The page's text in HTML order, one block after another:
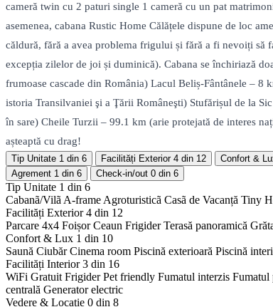
cameră twin cu 2 paturi single 1 cameră cu un pat
asemenea, cabana Rustic Home Călățele dispune de loc
căldură, fără a avea problema frigului și fără a fi nevoiți să
excepția zilelor de joi și duminică). Cabana se închiriază
frumoase cascade din România) Lacul Beliș-Fântânele –
istoria Transilvaniei şi a Ţării Româneşti) Stufărișul de la
în sare) Cheile Turzii – 99.1 km (arie protejată de interes
așteaptă cu drag!
Tip Unitate 1 din 6 Facilități Exterior 4 din 12 Confort &
Agrement 1 din 6 Check-in/out 0 din 6
Tip Unitate 1 din 6
Cabanã/Vilã A-frame Agroturisticã Casã de Vacanță Tiny
Facilități Exterior4 din 12
Parcare 4x4 Foișor Ceaun Frigider Terasă panoramică
Confort & Lux 1 din 10
Saună Ciubăr Cinema room Piscină exterioară Piscină
Facilități Interior3 din 16
WiFi Gratuit Frigider Pet friendly Fumatul interzis Fumatul
centrală Generator electric
Vedere & Locație 0 din 8